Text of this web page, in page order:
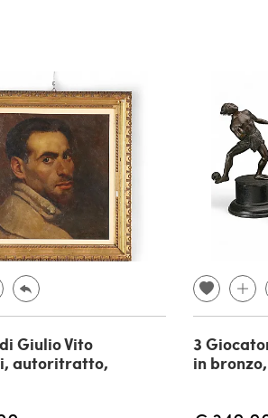
Giulio Vito
autoritratto,
3
in